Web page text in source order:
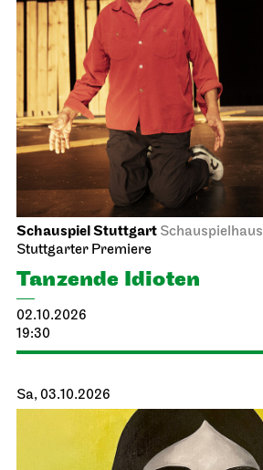
Schauspiel Stuttgart Schauspielhaus
Stuttgarter Premiere
Tanzende Idioten
02.10.2026
19:30
Sa, 03.10.2026